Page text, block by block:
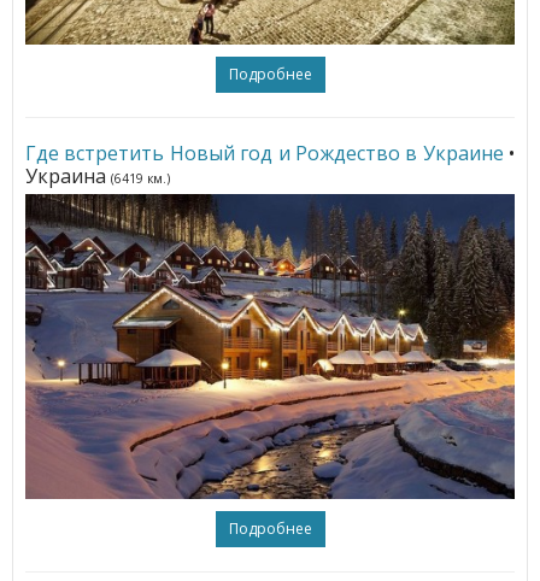
Подробнее
Где встретить Новый год и Рождество в Украине •
Украина (6419 км.)
Подробнее